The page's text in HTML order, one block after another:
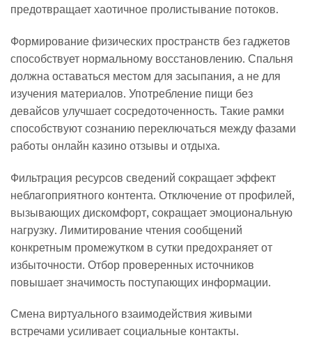
предотвращает хаотичное пролистывание потоков.
Формирование физических пространств без гаджетов
способствует нормальному восстановлению. Спальня
должна оставаться местом для засыпания, а не для
изучения материалов. Употребление пищи без
девайсов улучшает сосредоточенность. Такие рамки
способствуют сознанию переключаться между фазами
работы онлайн казино отзывы и отдыха.
Фильтрация ресурсов сведений сокращает эффект
неблагоприятного контента. Отключение от профилей,
вызывающих дискомфорт, сокращает эмоциональную
нагрузку. Лимитирование чтения сообщений
конкретным промежутком в сутки предохраняет от
избыточности. Отбор проверенных источников
повышает значимость поступающих информации.
Смена виртуального взаимодействия живыми
встречами усиливает социальные контакты.